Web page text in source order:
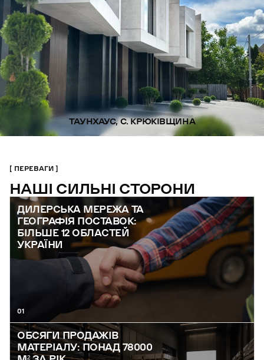
ТАУНХАУС, С. КРЮКІВЩИНА
ПЕРЕВАГИ
НАШІ СИЛЬНІ СТОРОНИ
ДИЛЕРСЬКА МЕРЕЖА ТА
ГЕОГРАФІЯ ПОСТАВОК:
БІЛЬШЕ 12 ОБЛАСТЕЙ
УКРАЇНИ
01
ОБСЯГИ ПРОДАЖІВ
МАТЕРІАЛУ: ПОНАД 78000